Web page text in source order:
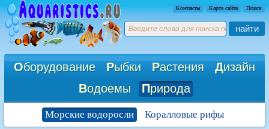
Контакты Карта сайта Поиск
найти
Оборудование Рыбки Растения Дизайн
Водоемы Природа
Морские водоросли Коралловые рифы